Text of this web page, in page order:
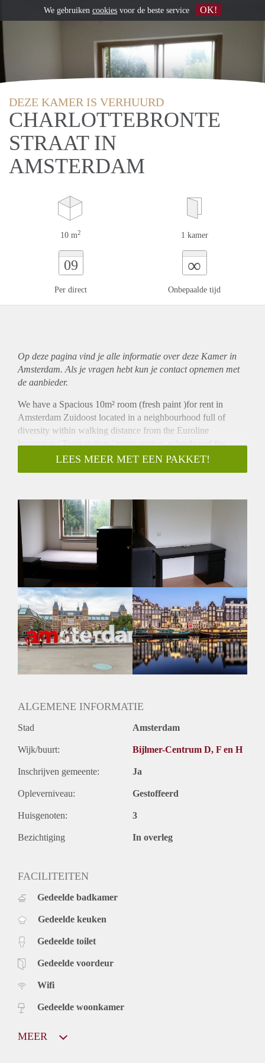
DEZE KAMER IS VERHUURD
CHARLOTTEBRONTE
STRAAT IN
AMSTERDAM
10 m2 1 kamer
09
Per direct
∞
Onbepaalde tijd
Op deze pagina vind je alle informatie over deze Kamer in
Amsterdam. Als je vragen hebt kun je contact opnemen met
de aanbieder.
We have a Spacious 10m² room (fresh paint )for rent in
Amsterdam Zuidoost located in a neighbourhood full of
diversity within walking distance from the Euroline
busstation / Train station / metro station, schools,and the
arena with multiple shopping centres nearby. The
kitchen/toilet/shower will be shared by 2 other tenants. So in
Students or international are welcome
Registration on this address can be arranged .
The following is expected from you:
-No drugs
-No smoking and drinking
-No visitations
The rent will be € 700,- including Electricity,water,Heating
and free WiFi internet.
For more info pls email
LEES MEER MET EEN PAKKET!
ALGEMENE INFORMATIE
Stad Amsterdam
Wijk/buurt: Bijlmer-Centrum D, F en H
Inschrijven gemeente: Ja
Opleverniveau: Gestoffeerd
Huisgenoten: 3
Bezichtiging In overleg
FACILITEITEN
Gedeelde badkamer
Gedeelde keuken
Gedeelde toilet
Gedeelde voordeur
Wifi
Gedeelde woonkamer
MEER
We gebruiken cookies voor de beste service OK!